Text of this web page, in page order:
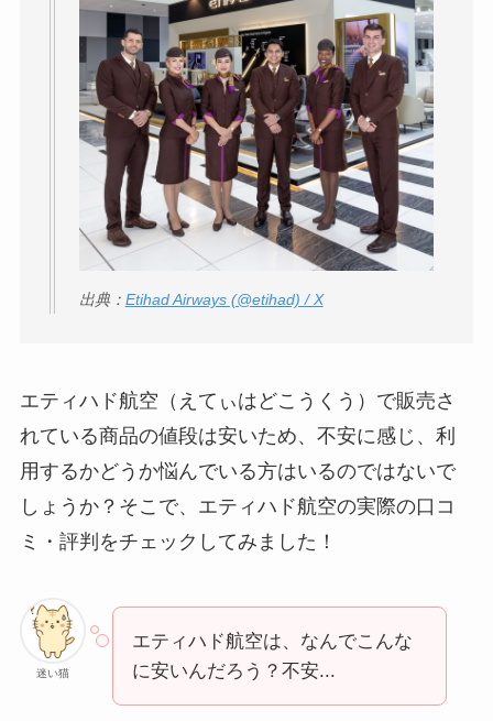
出典： Etihad Airways (@etihad) / X
エティハド航空（えてぃはどこうくう）で販売さ
れている商品の値段は安いため、不安に感じ、利
用するかどうか悩んでいる方はいるのではないで
しょうか？そこで、エティハド航空の実際の口コ
ミ・評判をチェックしてみました！
迷い猫
エティハド航空は、なんでこんな
に安いんだろう？不安...